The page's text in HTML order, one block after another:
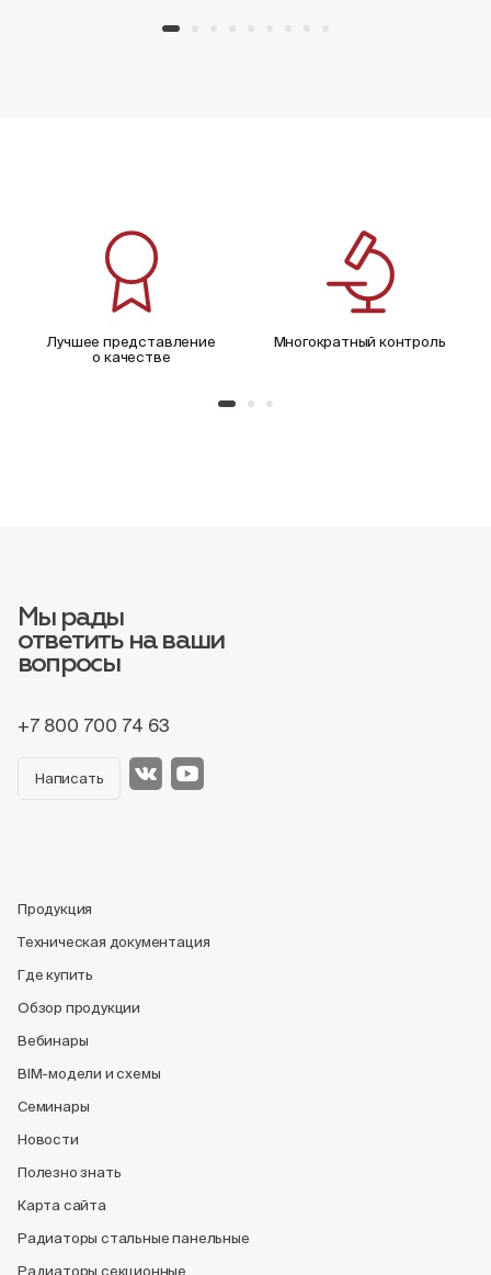
Лучшее представление
о качестве
Многократный контроль
Мы рады
ответить на ваши
вопросы
+7 800 700 74 63
Написать
Продукция
Техническая документация
Где купить
Обзор продукции
Вебинары
BIM-модели и схемы
Семинары
Новости
Полезно знать
Карта сайта
Радиаторы стальные панельные
Радиаторы секционные